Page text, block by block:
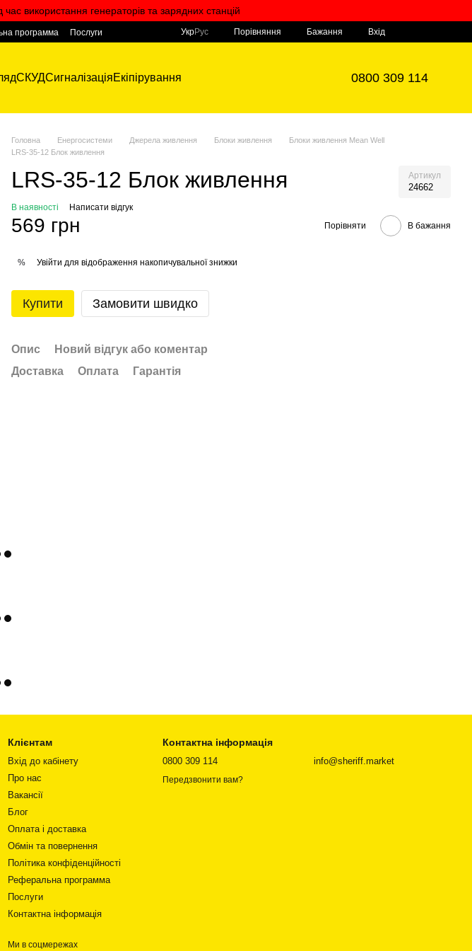
використання генераторів та зарядних станцій
программа
Послуги
УкрРус Порівняння Бажання Вхід
СКУДСигналізаціяЕкіпірування 0800 309 114
Головна Енергосистеми Джерела живлення Блоки живлення
Блоки живлення Mean Well
LRS-35-12 Блок живлення
LRS-35-12 Блок живлення Артикул
24662
В наявності Написати відгук
569 грн Порівняти В бажання
% Увійти для відображення накопичувальної знижки
Купити Замовити швидко
Опис
Новий відгук або коментар
Доставка
Оплата Гарантія
Клієнтам
Вхід до кабінету
Про нас
Вакансії
Блог
Оплата і доставка
Обмін та повернення
Політика конфіденційності
Реферальна программа
Послуги
Контактна інформація
Ми в соцмережах
Контактна інформація
0800 309 114
Передзвонити вам?
info@sheriff.market